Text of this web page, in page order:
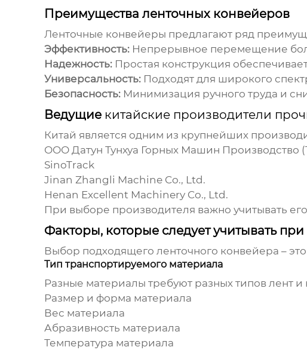
Преимущества ленточных конвейеров
Ленточные конвейеры предлагают ряд
Эффективность:Непрерывное перемещение
Надежность:Простая конструкция
Универсальность:Подходят для широкого
Безопасность:Минимизация ручного труда и
Ведущие китайские производители
Китай является одним из крупнейших
ООО Датун Тунхуа Горных Машин Производство
SinoTrack
Jinan Zhangli Machine Co., Ltd.
Henan Excellent Machinery Co., Ltd.
При выборе производителя важно учитывать
Факторы, которые следует учитывать
Выбор подходящего ленточного конвейера –
Тип транспортируемого материала
Разные материалы требуют разных типов лент
Размер и форма материала
Вес материала
Абразивность материала
Температура материала